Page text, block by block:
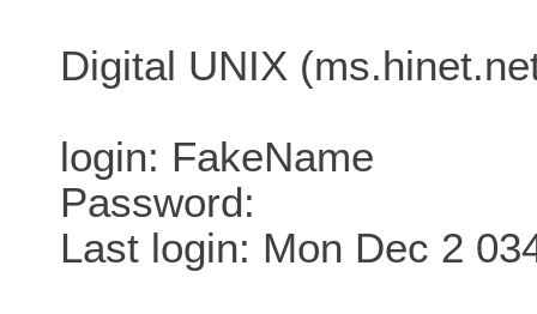
Digital UNIX
login: FakeName
Password:
Last login: Mon Dec 2